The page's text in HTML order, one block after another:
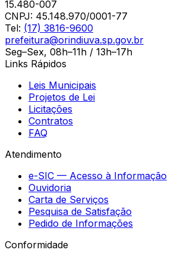
15.480-007
CNPJ: 45.148.970/0001-77
Tel: (17) 3816-9600
prefeitura@orindiuva.sp.gov.br
Seg–Sex, 08h–11h / 13h–17h
Links Rápidos
Leis Municipais
Projetos de Lei
Licitações
Contratos
FAQ
Atendimento
e-SIC — Acesso à Informação
Ouvidoria
Carta de Serviços
Pesquisa de Satisfação
Pedido de Informações
Conformidade